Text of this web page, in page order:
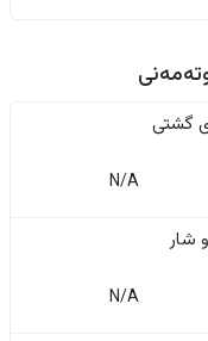
گشتی
N/A
شار
N/A